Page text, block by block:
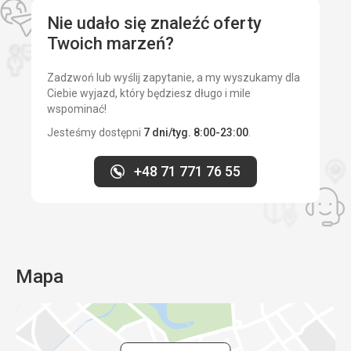
Wyżywienie
super wszystko OK, personel też w porządku
pomocą Google Translate
Nie udało się znaleźć oferty
Twoich marzeń?
Zadzwoń lub wyślij zapytanie, a my wyszukamy dla
Ciebie wyjazd, który będziesz długo i mile
wspominać!
Jesteśmy dostępni 7 dni/tyg. 8:00-23:00.
+48 71 771 76 55
Mapa